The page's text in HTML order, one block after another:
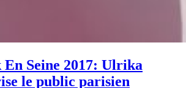
En Seine 2017: Ulrika
le public parisien